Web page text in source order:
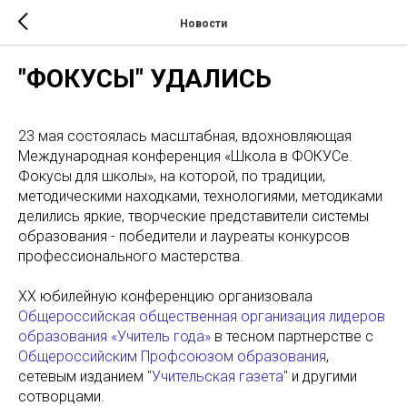
Новости
"ФОКУСЫ" УДАЛИСЬ
23 мая состоялась масштабная, вдохновляющая
Международная конференция «Школа в ФОКУСе.
Фокусы для школы», на которой, по традиции,
методическими находками, технологиями, методиками
делились яркие, творческие представители системы
образования - победители и лауреаты конкурсов
профессионального мастерства.
XX юбилейную конференцию организовала
Общероссийская общественная организация лидеров
образования «Учитель года» в тесном партнерстве с
Общероссийским Профсоюзом образования,
сетевым изданием "Учительская газета" и другими
сотворцами.